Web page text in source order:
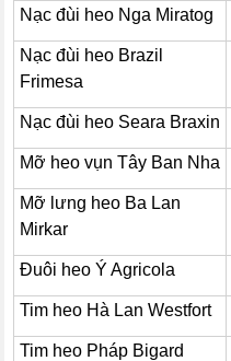
Nạc đùi heo Nga Miratog
Nạc đùi heo Brazil
Frimesa
Nạc đùi heo Seara Braxin
Mỡ heo vụn Tây Ban Nha
Mỡ lưng heo Ba Lan
Mirkar
Đuôi heo Ý Agricola
Tim heo Hà Lan Westfort
Tim heo Pháp Bigard